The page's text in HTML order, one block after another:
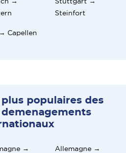
Steinfort
Capellen
populaires des
→
Allemagne →